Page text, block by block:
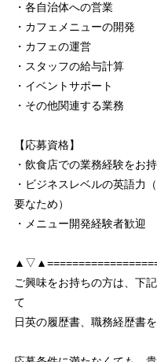
・各自治体への営業
・カフェメニューの開発
・カフェの運営
・スタッフの給与計算
・イベントサポート
・その他関連する業務
【応募資格】
・飲食店での業務経験をお
・ビジネスレベルの英語力
要なため）
・メニュー開発経験者歓迎
ご興味をお持ちの方は、下
て
日英の履歴書、職務経歴書